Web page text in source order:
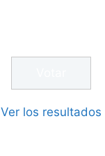
Ver los resultados